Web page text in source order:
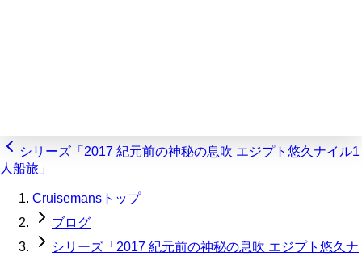
シリーズ「2017 紀元前の神秘の息吹 エジプト悠久ナイル1
人船旅」
Cruisemansトップ
ブログ
シリーズ「2017 紀元前の神秘の息吹 エジプト悠久ナ